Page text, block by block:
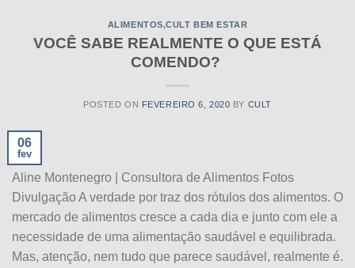
ALIMENTOS,CULT BEM ESTAR
VOCÊ SABE REALMENTE O QUE ESTÁ
COMENDO?
POSTED ON FEVEREIRO 6, 2020 BY CULT
06
fev
Aline Montenegro | Consultora de Alimentos Fotos
Divulgação A verdade por traz dos rótulos dos alimentos. O
mercado de alimentos cresce a cada dia e junto com ele a
necessidade de uma alimentação saudável e equilibrada.
Mas, atenção, nem tudo que parece saudável, realmente é.